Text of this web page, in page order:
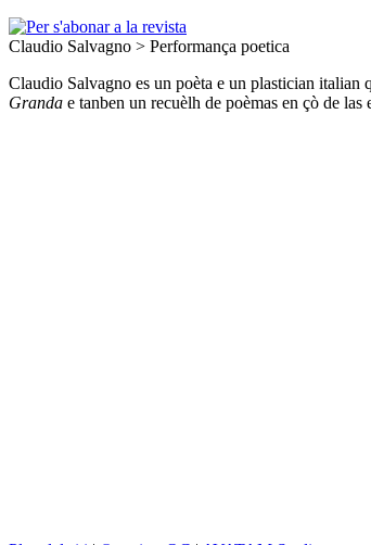
Claudio Salvagno > Performança poetica
Claudio Salvagno es un poèta e un plastician italian
Granda e tanben un recuèlh de poèmas en çò de